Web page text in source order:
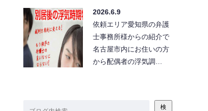
2026.6.9
依頼エリア愛知県の弁護
士事務所様からの紹介で
名古屋市内にお住いの方
から配偶者の浮気調…
検